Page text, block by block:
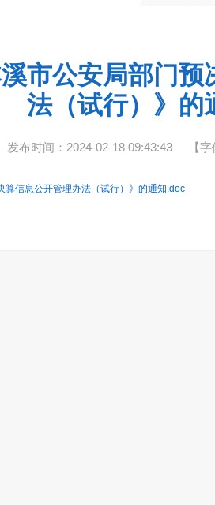
市公安局部门预
法（试行）》的
发布时间：2024-02-18 09:43:43 【
算信息公开管理办法（试行）》的通知.doc